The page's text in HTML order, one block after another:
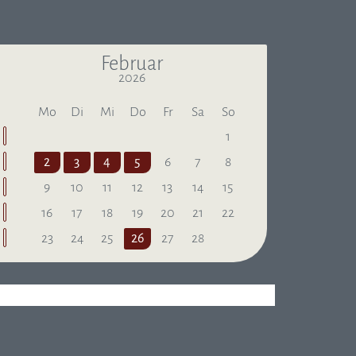
Februar
2026
Mo Di Mi Do Fr Sa
So
1
2
3 4 5 6 7
8
9
10 11 12 13 14
15
16
17 18 19 20 21
22
23
24 25 26 27 28